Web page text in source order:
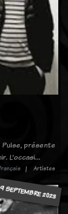
Pulse, présente
L’occasi…
Artistes
SEPTEMBRE 2023